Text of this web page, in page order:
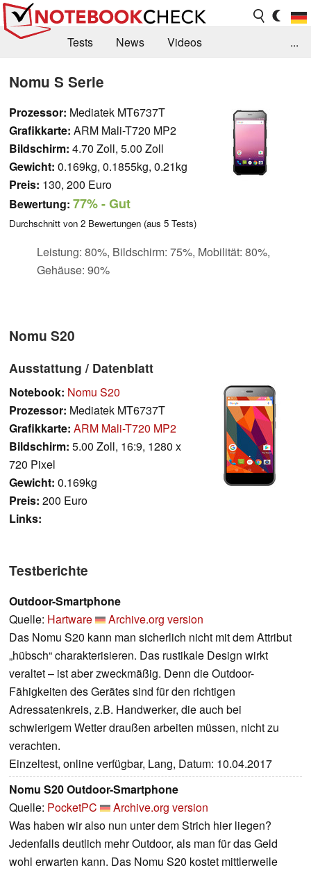
Tests News
Videos
Forum
...
Nomu S Serie
Prozessor: Mediatek MT6737T
Grafikkarte: ARM Mali-T720 MP2
Bildschirm: 4.70 Zoll, 5.00 Zoll
Gewicht: 0.169kg, 0.1855kg, 0.21kg
Preis: 130, 200 Euro
Bewertung: 77%- Gut
Durchschnitt von 2 Bewertungen (aus 5 Tests)
Leistung: 80%, Bildschirm: 75%, Mobilität: 80%,
Gehäuse: 90%
Nomu S20
Ausstattung / Datenblatt
Notebook: Nomu S20
Prozessor: Mediatek MT6737T
Grafikkarte: ARM Mali-T720 MP2
Bildschirm: 5.00 Zoll, 16:9, 1280 x
720 Pixel
Gewicht: 0.169kg
Preis: 200 Euro
Links:
Testberichte
Outdoor-Smartphone
Quelle: Hartware
Archive.org version
Das Nomu S20 kann man sicherlich nicht mit dem Attribut
„hübsch“ charakterisieren. Das rustikale Design wirkt
veraltet – ist aber zweckmäßig. Denn die Outdoor-
Fähigkeiten des Gerätes sind für den richtigen
Adressatenkreis, z.B. Handwerker, die auch bei
schwierigem Wetter draußen arbeiten müssen, nicht zu
verachten.
Einzeltest, online verfügbar, Lang, Datum: 10.04.2017
Nomu S20 Outdoor-Smartphone
Quelle: PocketPC
Archive.org version
Was haben wir also nun unter dem Strich hier liegen?
Jedenfalls deutlich mehr Outdoor, als man für das Geld
wohl erwarten kann. Das Nomu S20 kostet mittlerweile